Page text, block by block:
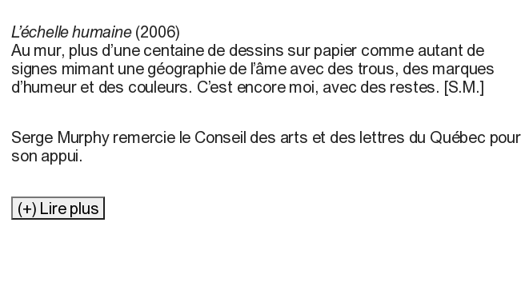
L’échelle humaine(2006)
Au mur, plus d’une centaine de dessins sur papier comme autant de
signes mimant une géographie de l’âme avec des trous, des marques
d’humeur et des couleurs. C’est encore moi, avec des restes. [S.M.]
Serge Murphy remercie le Conseil des arts et des lettres du Québec pour
son appui.
(+) Lire plus